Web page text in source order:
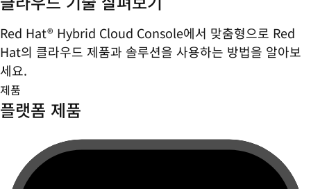
Red Hat® Hybrid Cloud Console에서 맞춤형으로 Red
Hat의 클라우드 제품과 솔루션을 사용하는 방법을 알아보
세요.
제품
플랫폼 제품